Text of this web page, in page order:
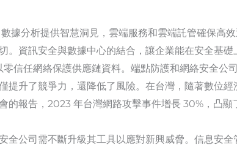
據分析提供智慧洞見，雲端服務和雲端託管確保高
資訊安全與數據中心的結合，讓企業能在安全基礎
信任網絡保護供應鏈資料。端點防護和網絡安全公
提升了競爭力，還降低了風險。在台灣，隨著數位
報告，2023 年台灣網路攻擊事件增長 30%，凸顯
公司需不斷升級其工具以應對新興威脅。信息安全